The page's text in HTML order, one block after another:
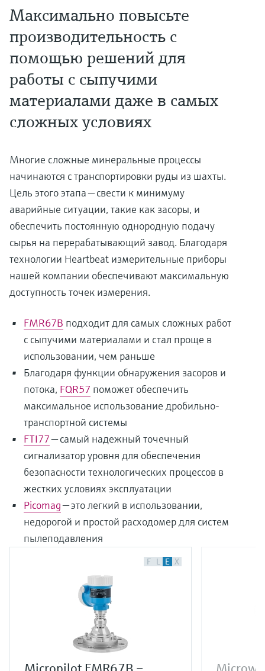
Максимально повысьте
производительность с
помощью решений для
работы с сыпучими
материалами даже в самых
сложных условиях
Многие сложные минеральные процессы
начинаются с транспортировки руды из шахты.
Цель этого этапа — свести к минимуму
аварийные ситуации, такие как засоры, и
обеспечить постоянную однородную подачу
сырья на перерабатывающий завод. Благодаря
технологии Heartbeat измерительные приборы
нашей компании обеспечивают максимальную
доступность точек измерения.
FMR67B подходит для самых сложных работ
с сыпучими материалами и стал проще в
использовании, чем раньше
Благодаря функции обнаружения засоров и
потока, FQR57 поможет обеспечить
максимальное использование дробильно-
транспортной системы
FTI77— самый надежный точечный
сигнализатор уровня для обеспечения
безопасности технологических процессов в
жестких условиях эксплуатации
Picomag— это легкий в использовании,
недорогой и простой расходомер для систем
пылеподавления
F L E X